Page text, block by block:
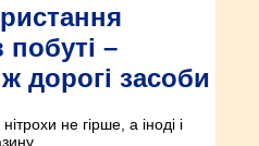
–
дорогі засоби
не гірше, а іноді і